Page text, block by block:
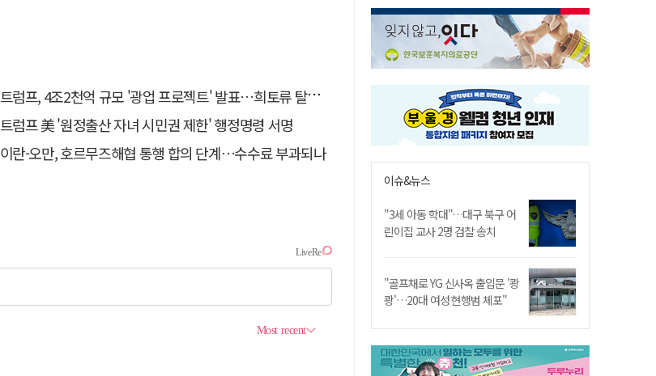
트럼프, 4조2천억 규모 '광업 프로젝트' 발표…희토류 탈중국 속도
트럼프 美 '원정출산 자녀 시민권 제한' 행정명령 서명
이란-오만, 호르무즈해협 통행 합의 단계…수수료 부과되나
이슈&뉴스
"3세 아동 학대"…대구 북구 어
린이집 교사 2명 검찰 송치
"골프채로 YG 신사옥 출입문 '쾅
쾅'…20대 여성 현행범 체포"